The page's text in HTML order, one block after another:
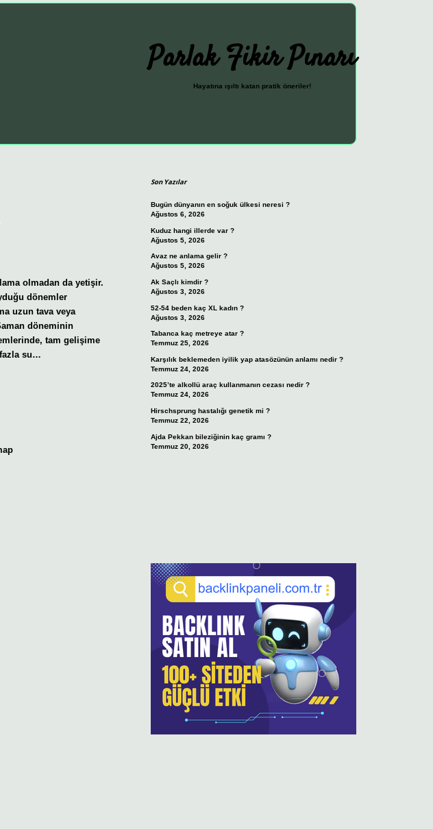
Parlak Fikir Pınarı
Hayatına ışıltı katan pratik öneriler!
olmadan da yetişir.
dönemler
uzun tava veya
döneminin
tam gelişime
su…
Son Yazılar
Bugün dünyanın en soğuk ülkesi neresi ?
Ağustos 6, 2026
Kuduz hangi illerde var ?
Ağustos 5, 2026
Avaz ne anlama gelir ?
Ağustos 5, 2026
Ak Saçlı kimdir ?
Ağustos 3, 2026
52-54 beden kaç XL kadın ?
Ağustos 3, 2026
Tabanca kaç metreye atar ?
Temmuz 25, 2026
Karşılık beklemeden iyilik yap atasözünün anlamı nedir ?
Temmuz 24, 2026
2025’te alkollü araç kullanmanın cezası nedir ?
Temmuz 24, 2026
Hirschsprung hastalığı genetik mi ?
Temmuz 22, 2026
Ajda Pekkan bileziğinin kaç gramı ?
Temmuz 20, 2026